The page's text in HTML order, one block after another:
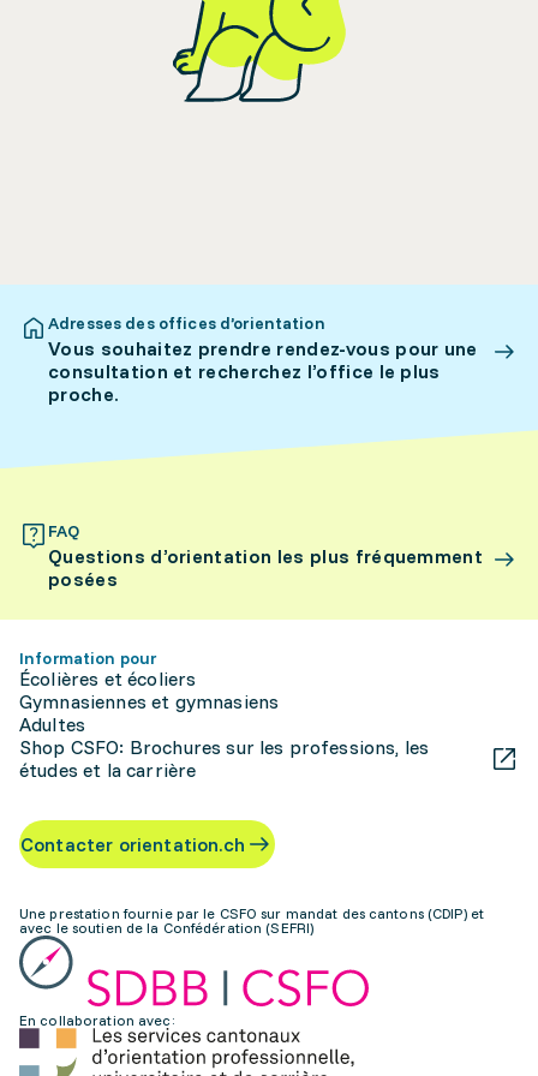
Adresses des offices d’orientation
Vous souhaitez prendre rendez-vous pour une
consultation et recherchez l’office le plus
proche.
FAQ
Questions d’orientation les plus fréquemment
posées
Information pour
Écolières et écoliers
Gymnasiennes et gymnasiens
Adultes
Shop CSFO: Brochures sur les professions, les
études et la carrière
Contacter orientation.ch
Une prestation fournie par le CSFO sur mandat des cantons (CDIP) et
avec le soutien de la Confédération (SEFRI)
En collaboration avec: